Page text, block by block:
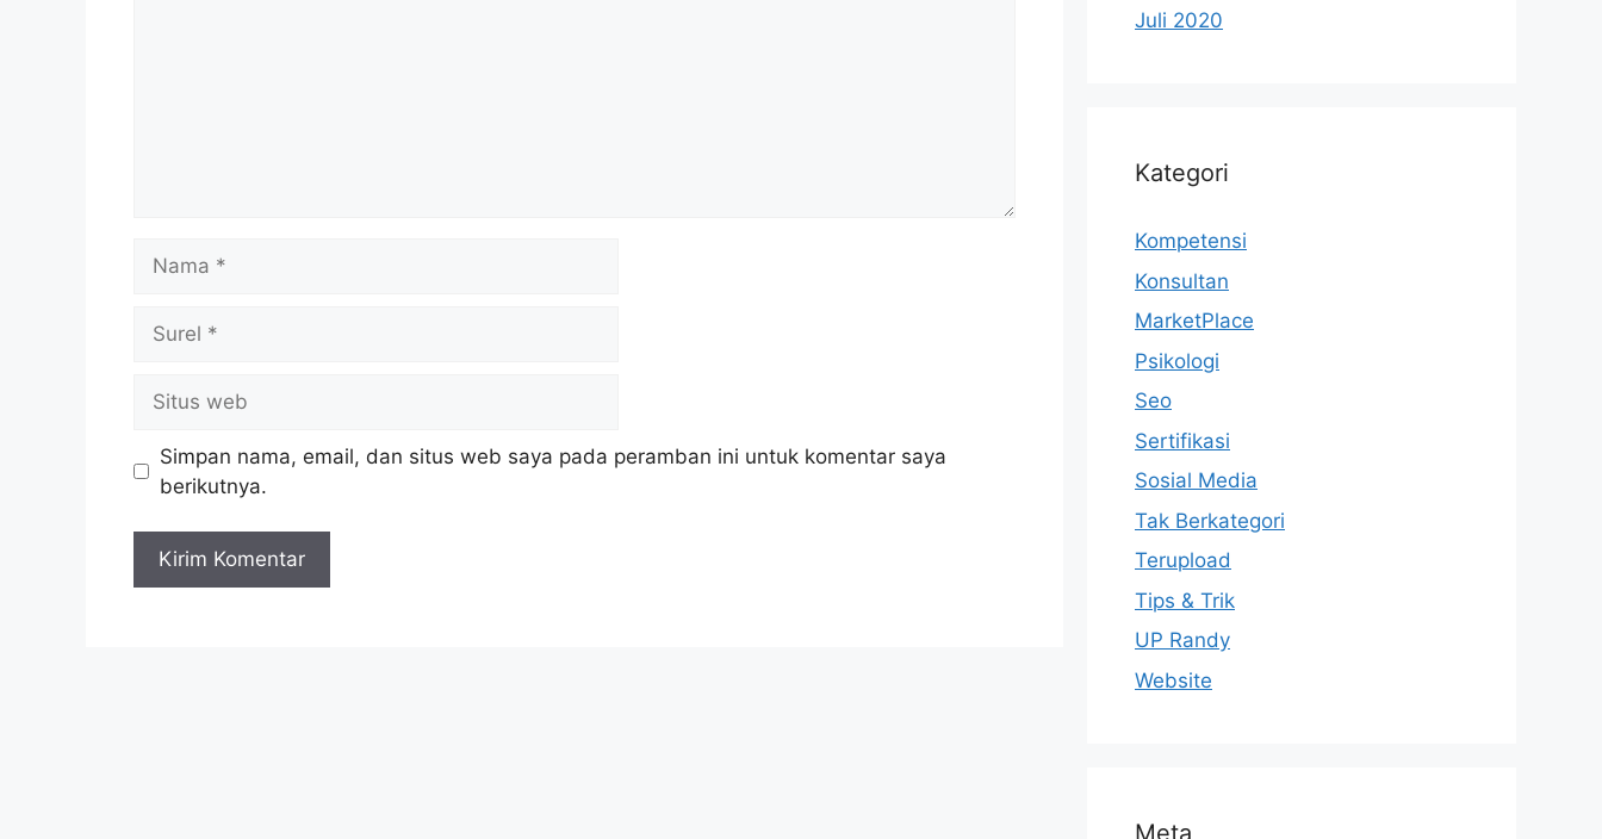
web
Simpan nama, email, dan situs web saya pada peramban ini untuk komentar saya
berikutnya.
Juli 2020
Kategori
Kompetensi
Konsultan
MarketPlace
Psikologi
Seo
Sertifikasi
Sosial Media
Tak Berkategori
Terupload
Tips & Trik
UP Randy
Website
Meta